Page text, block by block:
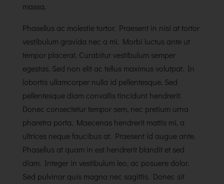
massa.
Phasellus ac molestie tortor. Praesent in nisi at tortor
vestibulum gravida nec a mi. Morbi luctus ante ut
tempor placerat. Curabitur vestibulum semper
egestas. Sed non elit ac tellus maximus volutpat. In
lobortis ullamcorper nulla id pellentesque. Sed
pellentesque diam convallis tincidunt hendrerit.
Donec consectetur tempor sem, nec pretium urna
pharetra porta. Maecenas hendrerit mattis mi, a
ultrices neque faucibus at. Praesent id augue ante.
Phasellus at quam in est hendrerit blandit et sed
diam. Integer in vestibulum leo, ac posuere dolor.
Sed pulvinar quis magna nec sagittis. Donec sit